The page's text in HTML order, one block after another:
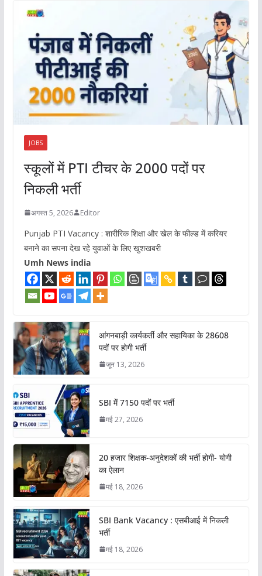
JOBS
स्कूलों में PTI टीचर के 2000 पदों पर
निकली भर्ती
अगस्त 5, 2026 Editor
Punjab PTI Vacancy : शारीरिक शिक्षा और खेल के फील्ड में करियर
बनाने का सपना देख रहे युवाओं के लिए खुशखबरी
Umh News india
आंगनबाड़ी कार्यकर्ती और सहायिका के 28608
पदों पर होगी भर्ती
जून 13, 2026
SBI में 7150 पदों पर भर्ती
मई 27, 2026
20 हजार शिक्षक-अनुदेशकों की भर्ती होगी- योगी
का ऐलान
मई 18, 2026
SBI Bank Vacancy : एसबीआई में निकली
भर्ती
मई 18, 2026